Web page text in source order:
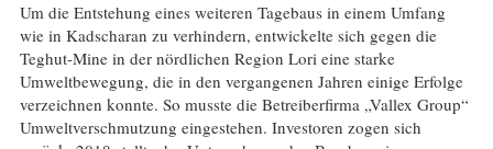
Um die Entstehung eines weiteren Tagebaus in einem Umfang
wie in Kadscharan zu verhindern, entwickelte sich gegen die
Teghut-Mine in der nördlichen Region Lori eine starke
Umweltbewegung, die in den vergangenen Jahren einige Erfolge
verzeichnen konnte. So musste die Betreiberfirma „Vallex Group“
Umweltverschmutzung eingestehen. Investoren zogen sich